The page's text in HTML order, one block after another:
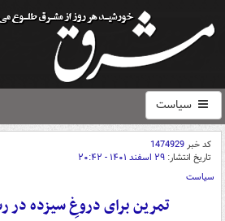
سیاست
کد خبر1474929
تاریخ انتشار: ۲۹ اسفند ۱۴۰۱ - ۲۰:۴۲
سیاست
تمرین برای دروغِ سیزده در